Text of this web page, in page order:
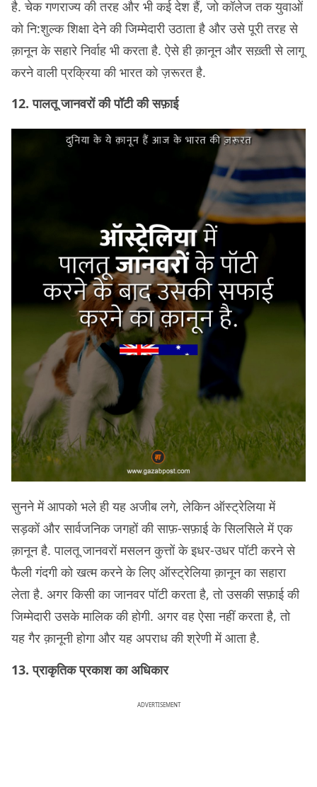
है. चेक गणराज्य की तरह और भी कई देश हैं, जो कॉलेज तक युवाओं
को नि:शुल्क शिक्षा देने की जिम्मेदारी उठाता है और उसे पूरी तरह से
क़ानून के सहारे निर्वाह भी करता है. ऐसे ही क़ानून और सख़्ती से लागू
करने वाली प्रक्रिया की भारत को ज़रूरत है.
12. पालतू जानवरों की पॉटी की सफ़ाई
सुनने में आपको भले ही यह अजीब लगे, लेकिन ऑस्ट्रेलिया में
सड़कों और सार्वजनिक जगहों की साफ़-सफ़ाई के सिलसिले में एक
क़ानून है. पालतू जानवरों मसलन कुत्तों के इधर-उधर पॉटी करने से
फैली गंदगी को खत्म करने के लिए ऑस्ट्रेलिया क़ानून का सहारा
लेता है. अगर किसी का जानवर पॉटी करता है, तो उसकी सफ़ाई की
जिम्मेदारी उसके मालिक की होगी. अगर वह ऐसा नहीं करता है, तो
यह गैर क़ानूनी होगा और यह अपराध की श्रेणी में आता है.
13. प्राकृतिक प्रकाश का अधिकार
ADVERTISEMENT